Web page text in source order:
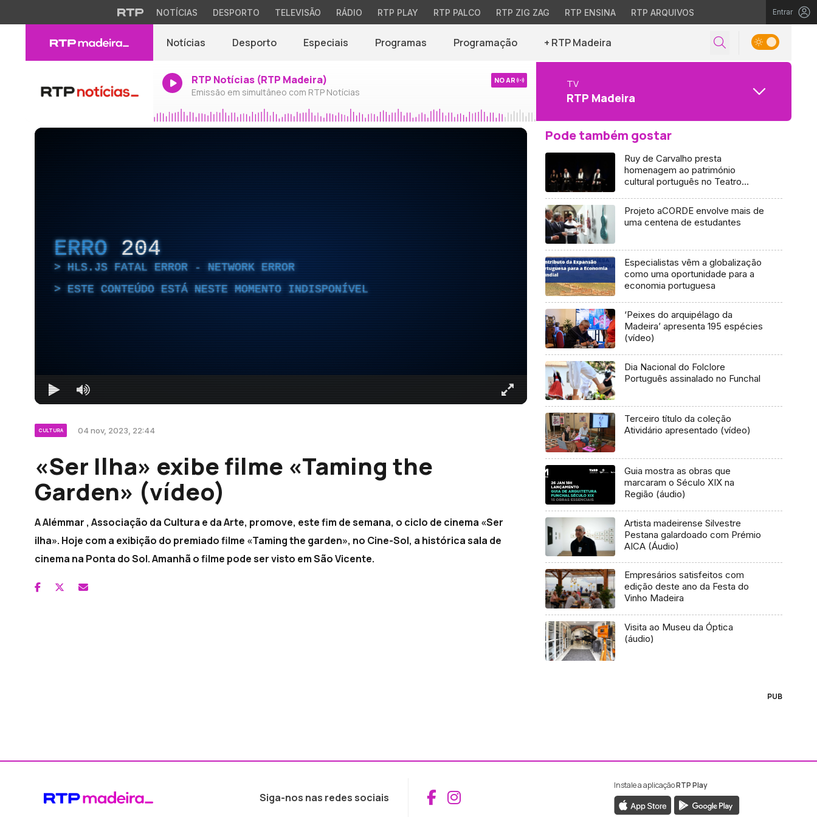
NOTÍCIAS DESPORTO TELEVISÃO RÁDIO RTP PLAY RTP PALCO RTP ZIG ZAG RTP ENSINA RTP ARQUIVOS Entrar
Notícias Desporto Especiais Programas Programação + RTP Madeira
RTP Notícias (RTP Madeira)
Emissão em simultâneo com RTP Notícias
NO AR TV
RTP Madeira
ERRO 204
HLS.JS FATAL ERROR - NETWORK ERROR
ESTE CONTEÚDO ESTÁ NESTE MOMENTO INDISPONÍVEL
CULTURA 04 nov, 2023, 22:44
«Ser Ilha» exibe filme «Taming the
Garden» (vídeo)
A Alémmar , Associação da Cultura e da Arte, promove, este fim de semana, o ciclo de cinema «Ser
ilha». Hoje com a exibição do premiado filme «Taming the garden», no Cine-Sol, a histórica sala de
cinema na Ponta do Sol. Amanhã o filme pode ser visto em São Vicente.
Pode também gostar
Ruy de Carvalho presta
homenagem ao património
cultural português no Teatro
Projeto aCORDE envolve mais de
uma centena de estudantes
Especialistas vêm a globalização
como uma oportunidade para a
economia portuguesa
‘Peixes do arquipélago da
Madeira’ apresenta 195 espécies
(vídeo)
Dia Nacional do Folclore
Português assinalado no Funchal
Terceiro título da coleção
Atividário apresentado (vídeo)
Guia mostra as obras que
marcaram o Século XIX na
Região (áudio)
Artista madeirense Silvestre
Pestana galardoado com Prémio
AICA (Áudio)
Empresários satisfeitos com
edição deste ano da Festa do
Vinho Madeira
Visita ao Museu da Óptica
(áudio)
PUB
Siga-nos nas redes sociais Aceder ao Facebook da RTP Madeira
Aceder ao Instagram da RTP Madeira
Instale a aplicaçãoRTP Play